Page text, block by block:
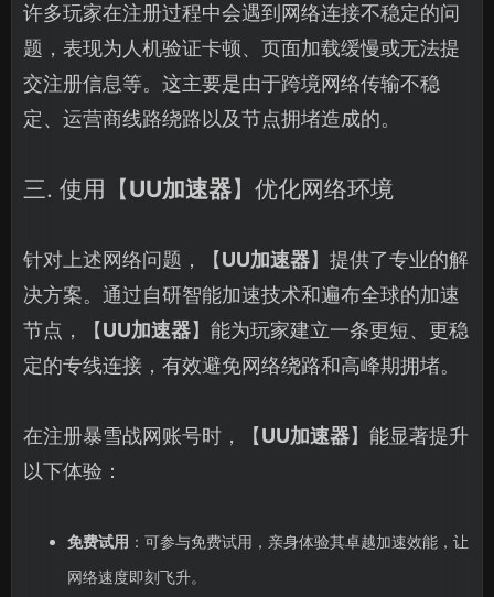
许多玩家在注册过程中会遇到网络连接不稳定的问
题，表现为人机验证卡顿、页面加载缓慢或无法提
交注册信息等。这主要是由于跨境网络传输不稳
定、运营商线路绕路以及节点拥堵造成的。
三. 使用【UU加速器】优化网络环境
针对上述网络问题，【UU加速器】提供了专业的解
决方案。通过自研智能加速技术和遍布全球的加速
节点，【UU加速器】能为玩家建立一条更短、更稳
定的专线连接，有效避免网络绕路和高峰期拥堵。
在注册暴雪战网账号时，【UU加速器】能显著提升
以下体验：
免费试用 ：可参与免费试用，亲身体验其卓越加速效能，让
网络速度即刻飞升。